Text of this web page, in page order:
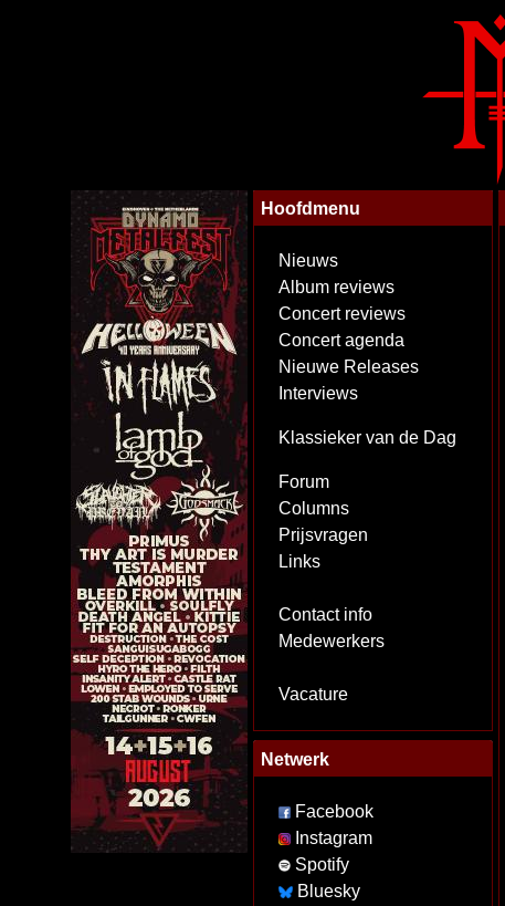
Hoofdmenu
Nieuws
Album reviews
Concert reviews
Concert agenda
Nieuwe Releases
Interviews
Klassieker van de Dag
Forum
Columns
Prijsvragen
Links
Contact info
Medewerkers
Vacature
Netwerk
Facebook
Instagram
Spotify
Bluesky